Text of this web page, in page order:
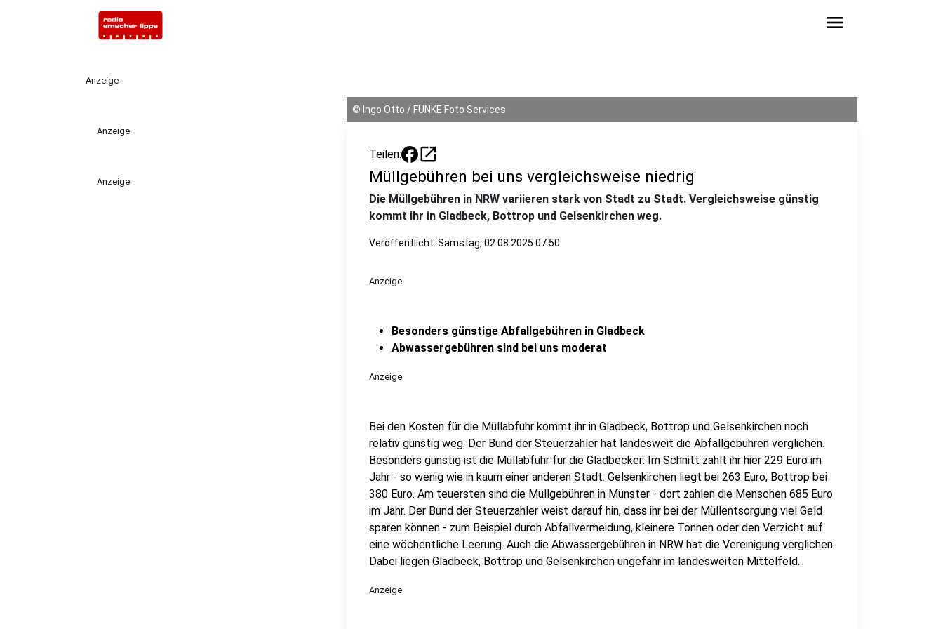
menu
Anzeige
Anzeige
Anzeige
© Ingo Otto / FUNKE Foto Services
Teilen: open_in_new
Müllgebühren bei uns vergleichsweise niedrig
Die Müllgebühren in NRW variieren stark von Stadt zu Stadt. Vergleichsweise günstig
kommt ihr in Gladbeck, Bottrop und Gelsenkirchen weg.
Veröffentlicht: Samstag, 02.08.2025 07:50
Anzeige
Besonders günstige Abfallgebühren in Gladbeck
Abwassergebühren sind bei uns moderat
Anzeige
Bei den Kosten für die Müllabfuhr kommt ihr in Gladbeck, Bottrop und Gelsenkirchen noch
relativ günstig weg. Der Bund der Steuerzahler hat landesweit die Abfallgebühren verglichen.
Besonders günstig ist die Müllabfuhr für die Gladbecker: Im Schnitt zahlt ihr hier 229 Euro im
Jahr - so wenig wie in kaum einer anderen Stadt. Gelsenkirchen liegt bei 263 Euro, Bottrop bei
380 Euro. Am teuersten sind die Müllgebühren in Münster - dort zahlen die Menschen 685 Euro
im Jahr. Der Bund der Steuerzahler weist darauf hin, dass ihr bei der Müllentsorgung viel Geld
sparen können - zum Beispiel durch Abfallvermeidung, kleinere Tonnen oder den Verzicht auf
eine wöchentliche Leerung. Auch die Abwassergebühren in NRW hat die Vereinigung verglichen.
Dabei liegen Gladbeck, Bottrop und Gelsenkirchen ungefähr im landesweiten Mittelfeld.
Anzeige